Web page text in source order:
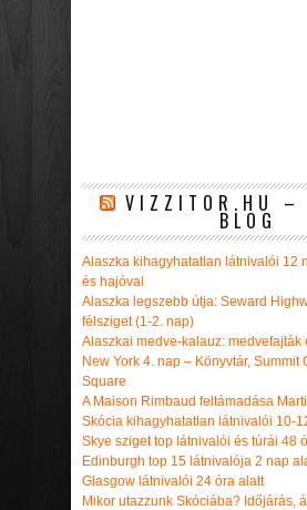
VIZZITOR.HU –
BLOG
Alaszka kihagyhatatlan látnivalói 12
és hajóval
Alaszka legszebb útja: Seward
félsziget (1-2. nap)
Alaszkai medve-kalauz: medvefajták
New York 4. nap – Könyvtár, Summit
Square
A Maison Rimbaud feltámadása
Skócia kihagyhatatlan látnivalói 10-
Skye sziget top látnivalói és túrái 48
Edinburgh top 15 látnivalója 2 nap
Glasgow látnivalói 24 óra alatt
Mikor utazzunk Skóciába? Időjárás,